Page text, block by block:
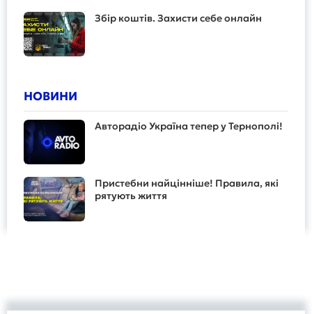
Збір коштів. Захисти себе онлайн
НОВИНИ
Авторадіо Україна тепер у Тернополі!
Пристебни найцінніше! Правила, які
рятують життя